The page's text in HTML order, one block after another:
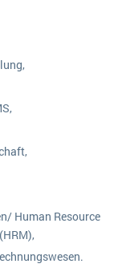
Human Resource